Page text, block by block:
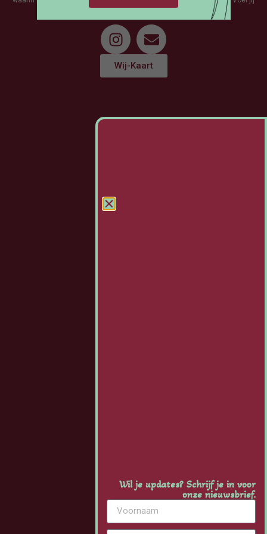
je ook WIJ? Bouw met ons mee.
Wij-Kaart
Wil je updates? Schrijf je in voor
onze nieuwsbrief.